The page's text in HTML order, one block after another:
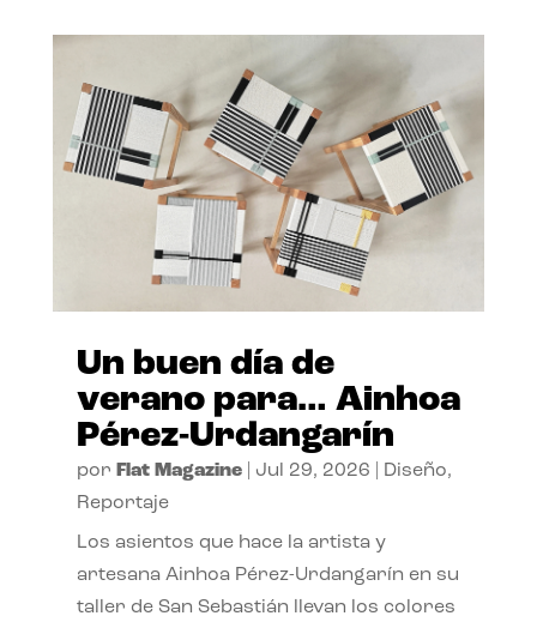
Un buen día de
verano para… Ainhoa
Pérez-Urdangarín
por Flat Magazine| Jul 29, 2026 Diseño,
Reportaje
Los asientos que hace la artista y
artesana Ainhoa Pérez-Urdangarín en su
taller de San Sebastián llevan los colores